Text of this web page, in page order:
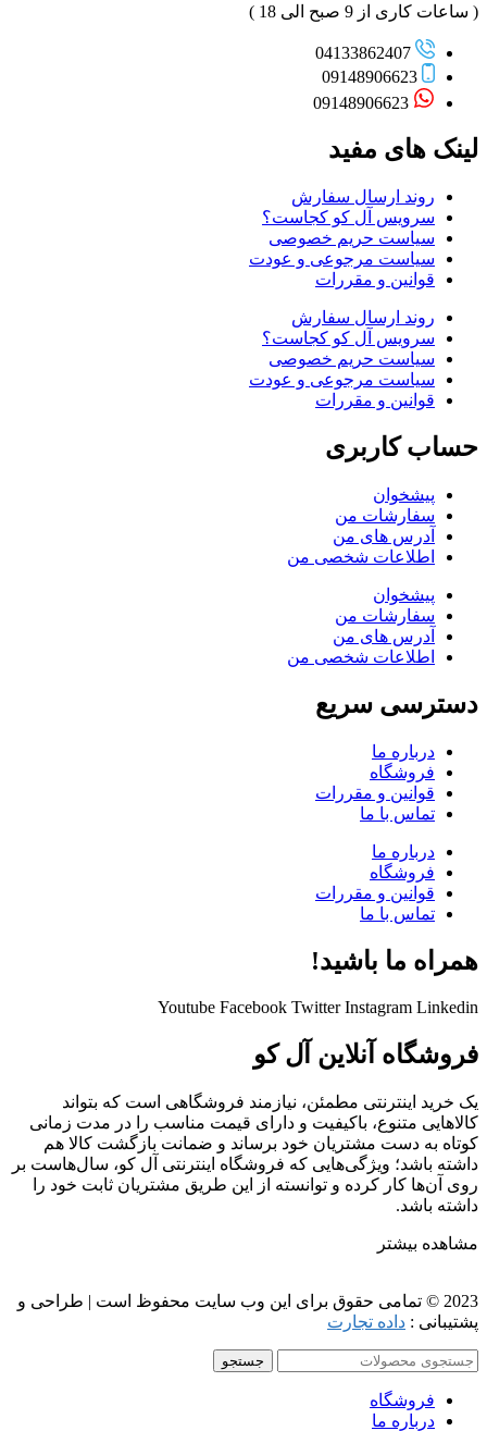
( ساعات کاری از 9 صبح الی 18 )
04133862407
09148906623
09148906623
لینک های مفید
روند ارسال سفارش
سرویس آل کو کجاست؟
سیاست حریم خصوصی
سیاست مرجوعی و عودت
قوانین و مقررات
روند ارسال سفارش
سرویس آل کو کجاست؟
سیاست حریم خصوصی
سیاست مرجوعی و عودت
قوانین و مقررات
حساب کاربری
پیشخوان
سفارشات من
آدرس های من
اطلاعات شخصی من
پیشخوان
سفارشات من
آدرس های من
اطلاعات شخصی من
دسترسی سریع
درباره ما
فروشگاه
قوانین و مقررات
تماس با ما
درباره ما
فروشگاه
قوانین و مقررات
تماس با ما
همراه ما باشید!
Youtube Facebook Twitter Instagram Linkedin
فروشگاه آنلاین آل کو
یک خرید اینترنتی مطمئن، نیازمند فروشگاهی است که بتواند
کالاهایی متنوع، باکیفیت و دارای قیمت مناسب را در مدت زمانی
کوتاه به دست مشتریان خود برساند و ضمانت بازگشت کالا هم
داشته باشد؛ ویژگی‌هایی که فروشگاه اینترنتی آل کو، سال‌هاست بر
روی آن‌ها کار کرده و توانسته از این طریق مشتریان ثابت خود را
داشته باشد.
مشاهده بیشتر
2023 © تمامی حقوق برای این وب سایت محفوظ است | طراحی و
پشتیبانی : داده تجارت
جستجو
فروشگاه
درباره ما